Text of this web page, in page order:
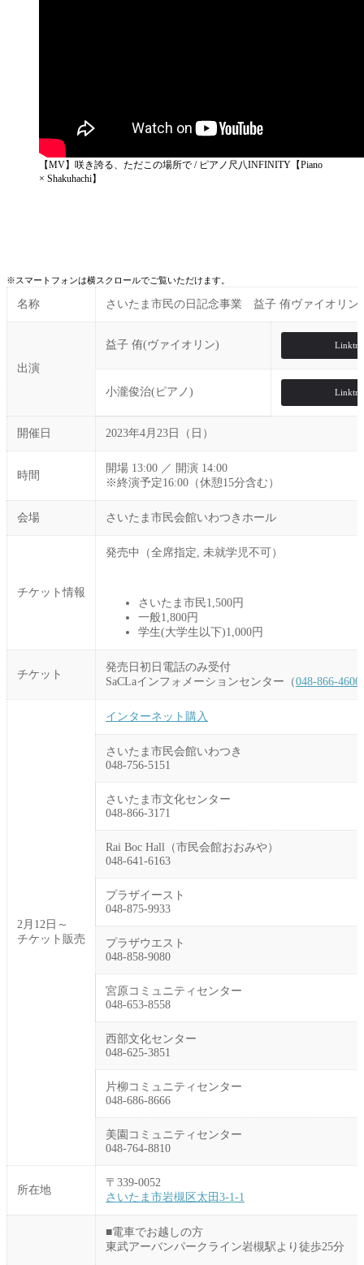
【MV】咲き誇る、ただこの場所で / ピアノ尺八INFINITY【Piano
× Shakuhachi】
※スマートフォンは横スクロールでご覧いただけます。
名称 さいたま市民の日記念事業 益子 侑ヴァイオリン
出演
益子 侑(ヴァイオリン)
小瀧俊治(ピアノ)
開催日 2023年4月23日（日）
時間
開場 13:00 ／ 開演 14:00
※終演予定16:00（休憩15分含む）
会場 さいたま市民会館いわつきホール
チケット情報
発売中（全席指定, 未就学児不可）
さいたま市民1,500円
一般1,800円
学生(大学生以下)1,000円
チケット
発売日初日電話のみ受付
SaCLaインフォメーションセンター（048-866-4600
2月12日～
チケット販売
インターネット購入
さいたま市民会館いわつき
048-756-5151
さいたま市文化センター
048-866-3171
Rai Boc Hall（市民会館おおみや）
048-641-6163
プラザイースト
048-875-9933
プラザウエスト
048-858-9080
宮原コミュニティセンター
048-653-8558
西部文化センター
048-625-3851
片柳コミュニティセンター
048-686-8666
美園コミュニティセンター
048-764-8810
所在地
〒339-0052
さいたま市岩槻区太田3-1-1
■電車でお越しの方
東武アーバンパークライン岩槻駅より徒歩25分